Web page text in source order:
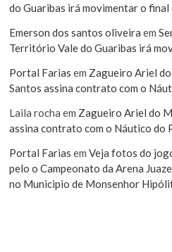
do Guaribas irá movimentar o final
Emerson dos santos oliveira em
Território Vale do Guaribas irá
Portal Farias em Zagueiro Ariel
Santos assina contrato com o
Laila rocha em Zagueiro Ariel do
assina contrato com o Náutico do
Portal Farias emVeja fotos do
pelo o Campeonato da Arena
no Municipio de Monsenhor